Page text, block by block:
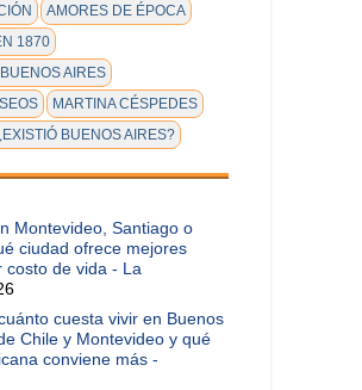
AMORES DE ÉPOCA
1870
AIRES
MARTINA CÉSPEDES
BUENOS AIRES?
Montevideo, Santiago o
ciudad ofrece mejores
costo de vida - La
cuesta vivir en Buenos
Chile y Montevideo y qué
conviene más -